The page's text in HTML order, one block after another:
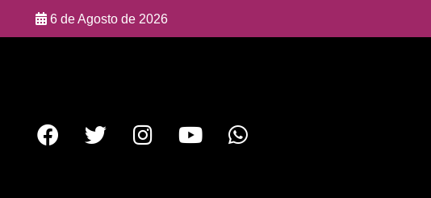
6 de Agosto de 2026